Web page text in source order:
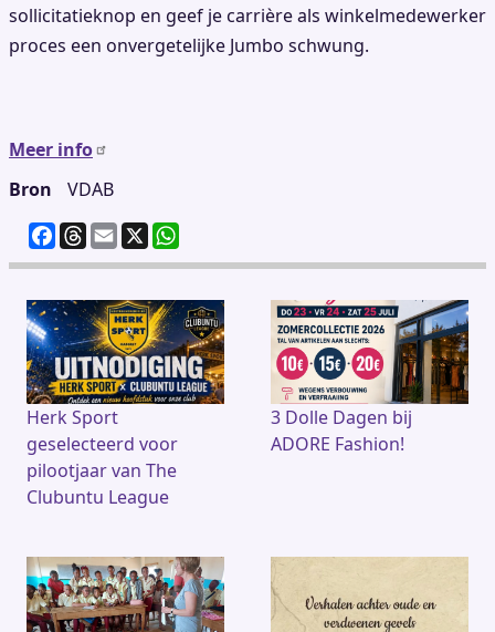
sollicitatieknop en geef je carrière als winkelmedewerker
proces een onvergetelijke Jumbo schwung.
Meer info
Bron
VDAB
F
a
c
e
b
o
o
k
T
h
re
a
d
s
E
m
ai
l
X
h
at
s
A
p
p
Herk Sport
geselecteerd voor
pilootjaar van The
Clubuntu League
3 Dolle Dagen bij
ADORE Fashion!